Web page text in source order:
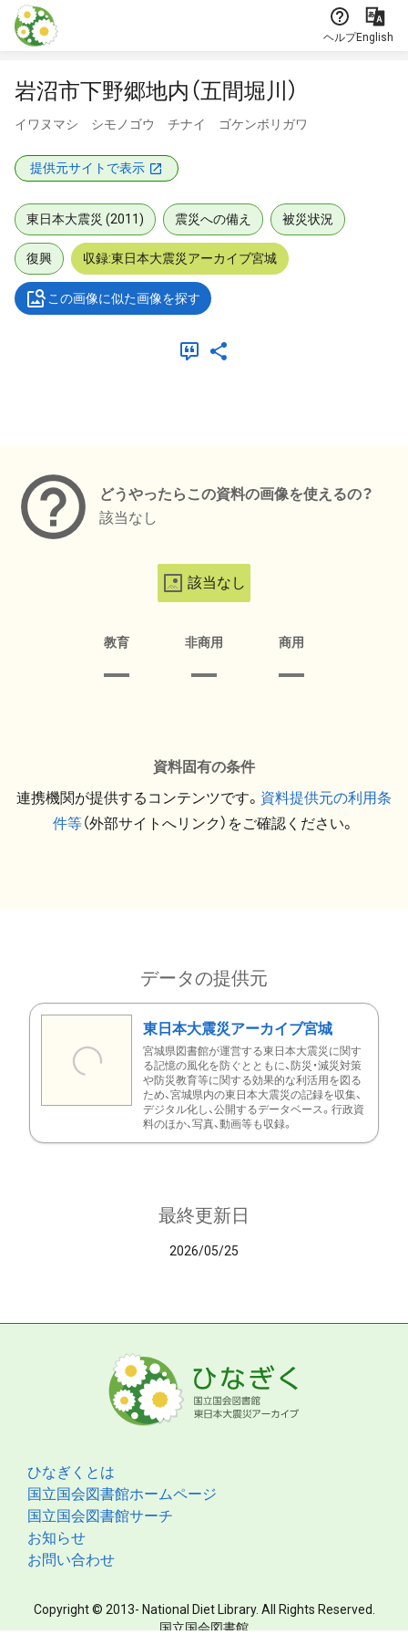
本文に飛ぶ
ヘルプEnglish
岩沼市下野郷地内（五間堀川）
イワヌマシ シモノゴウ チナイ ゴケンボリガワ
提供元サイトで表示
東日本大震災 (2011) 震災への備え 被災状況
復興 収録:東日本大震災アーカイブ宮城
この画像に似た画像を探す
どうやったらこの資料の画像を使えるの？
該当なし
該当なし
教育 非商用 商用
資料固有の条件
連携機関が提供するコンテンツです。 資料提供元の利用条
件等（外部サイトへリンク）をご確認ください。
データの提供元
東日本大震災アーカイブ宮城
宮城県図書館が運営する東日本大震災に関す
る記憶の風化を防ぐとともに、防災・減災対策
や防災教育等に関する効果的な利活用を図る
ため、宮城県内の東日本大震災の記録を収集、
デジタル化し、公開するデータベース。行政資
料のほか、写真、動画等も収録。
最終更新日
2026/05/25
ひなぎくとは
国立国会図書館ホームページ
国立国会図書館サーチ
お知らせ
お問い合わせ
Copyright © 2013- National Diet Library. All Rights Reserved.